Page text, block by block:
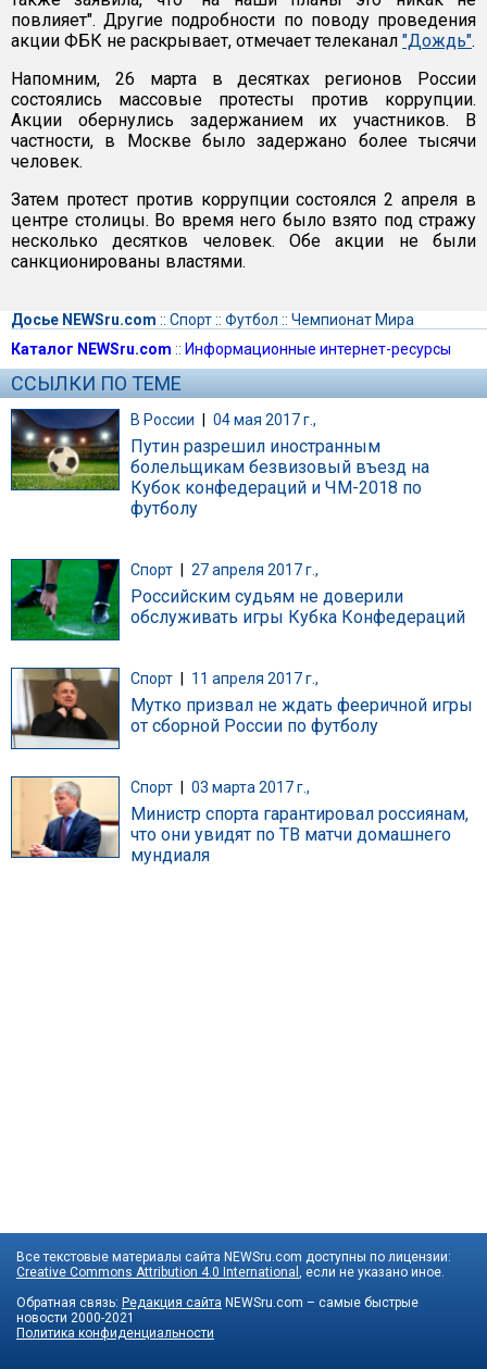
повлияет". Другие подробности по поводу проведения
акции ФБК не раскрывает, отмечает телеканал "Дождь".
Напомним, 26 марта в десятках регионов России
состоялись массовые протесты против коррупции.
Акции обернулись задержанием их участников. В
частности, в Москве было задержано более тысячи
человек.
Затем протест против коррупции состоялся 2 апреля в
центре столицы. Во время него было взято под стражу
несколько десятков человек. Обе акции не были
санкционированы властями.
Досье NEWSru.com :: Спорт:: Футбол :: Чемпионат Мира
Каталог NEWSru.com :: Информационные интернет-ресурсы
ССЫЛКИ ПО ТЕМЕ
В России | 04 мая 2017 г.,
Путин разрешил иностранным
болельщикам безвизовый въезд на
Кубок конфедераций и ЧМ-2018 по
футболу
Спорт 27 апреля 2017 г.,
Российским судьям не доверили
обслуживать игры Кубка Конфедераций
Спорт 11 апреля 2017 г.,
Мутко призвал не ждать фееричной игры
от сборной России по футболу
Спорт 03 марта 2017 г.,
Министр спорта гарантировал россиянам,
что они увидят по ТВ матчи домашнего
мундиаля
Все текстовые материалы сайта NEWSru.com доступны по лицензии:
Creative Commons Attribution 4.0 International
, если не указано иное.
Обратная связь: Редакция сайта NEWSru.com – самые быстрые
новости 2000-2021
Политика конфиденциальности